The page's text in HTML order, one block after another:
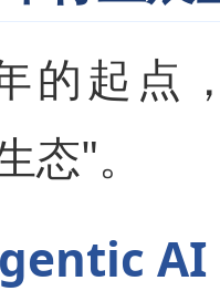
的起点
态"。
AI